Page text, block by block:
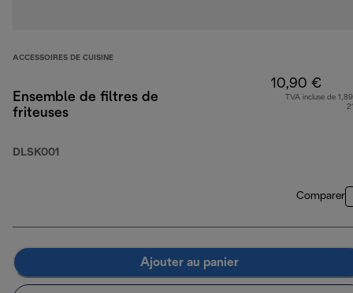
ACCESSOIRES DE CUISINE
Ensemble de filtres de
friteuses
DLSK001
10,90 €
TVA incluse de
Comparer
Ajouter au panier